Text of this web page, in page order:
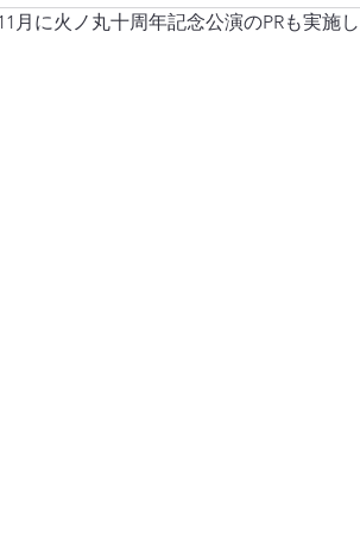
月に火ノ丸十周年記念公演のPRも実施